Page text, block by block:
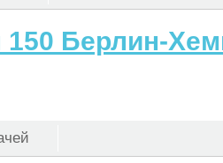
150 Берлин-